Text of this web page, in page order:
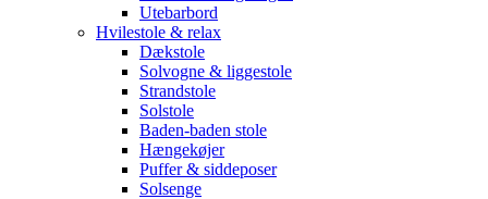
Utebarbord
Hvilestole & relax
Dækstole
Solvogne & liggestole
Strandstole
Solstole
Baden-baden stole
Hængekøjer
Puffer & siddeposer
Solsenge